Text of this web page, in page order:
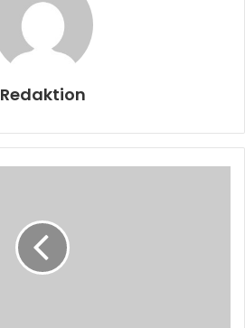
Redaktion